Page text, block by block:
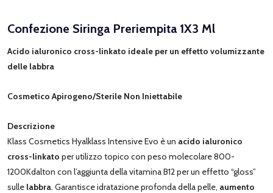
Confezione Siringa Preriempita 1X3 Ml
Acido ialuronico cross-linkato ideale per un effetto volumizzante
delle labbra
Cosmetico Apirogeno/Sterile Non Iniettabile
Descrizione
Klass Cosmetics Hyalklass Intensive Evo è un acido ialuronico
cross-linkato per utilizzo topico con peso molecolare 800-
1200Kdalton con l’aggiunta della vitamina B12 per un effetto “gloss”
sulle labbra. Garantisce idratazione profonda della pelle, aumento